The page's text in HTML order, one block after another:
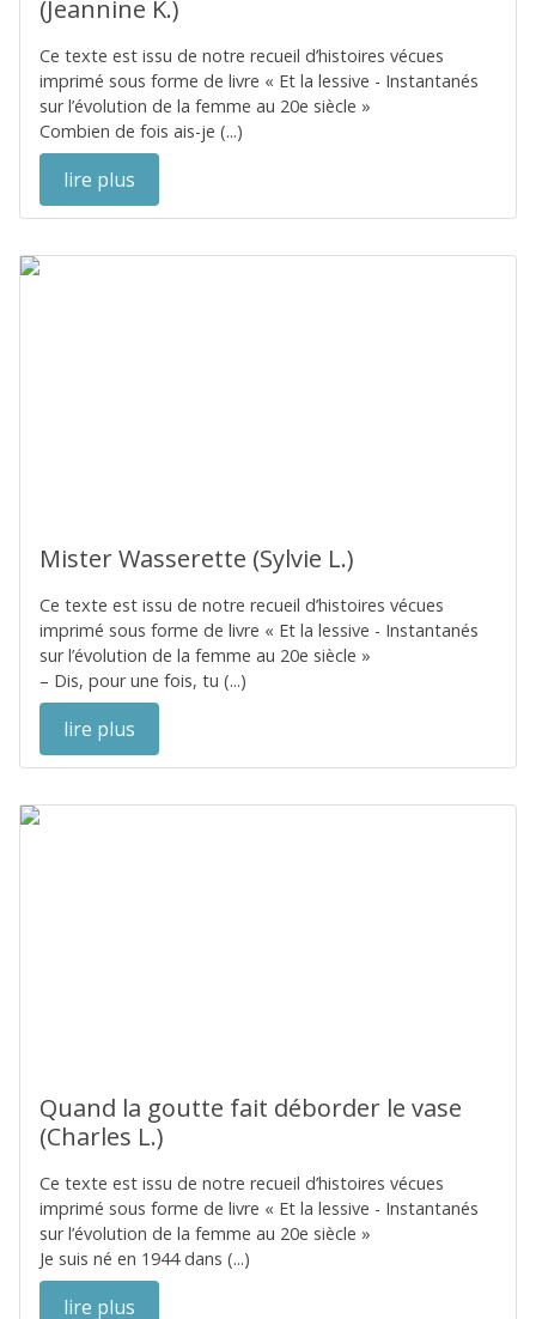
(Jeannine K.)
Ce texte est issu de notre recueil d’histoires vécues
imprimé sous forme de livre « Et la lessive - Instantanés
sur l’évolution de la femme au 20e siècle »
Combien de fois ais-je (...)
lire plus
Mister Wasserette (Sylvie L.)
Ce texte est issu de notre recueil d’histoires vécues
imprimé sous forme de livre « Et la lessive - Instantanés
sur l’évolution de la femme au 20e siècle »
– Dis, pour une fois, tu (...)
lire plus
Quand la goutte fait déborder le vase
(Charles L.)
Ce texte est issu de notre recueil d’histoires vécues
imprimé sous forme de livre « Et la lessive - Instantanés
sur l’évolution de la femme au 20e siècle »
Je suis né en 1944 dans (...)
lire plus